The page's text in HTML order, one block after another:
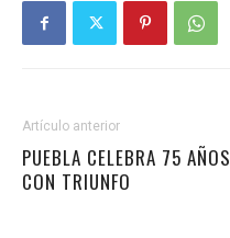
Artículo anterior
PUEBLA CELEBRA 75 AÑOS
CON TRIUNFO